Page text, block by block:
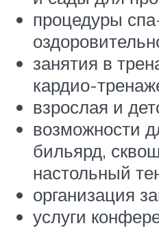
процедуры
занятия в
кардио-
взрослая и
возможности
бильярд,
настольный
организация
услуги